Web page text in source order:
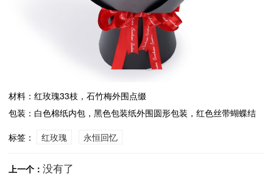
材料：红玫瑰33枝，石竹梅外围点缀
包装：白色棉纸内包，黑色包装纸外围圆形包装，红色丝带蝴蝶结
标签：
红玫瑰 永恒回忆
上一个： 没有了